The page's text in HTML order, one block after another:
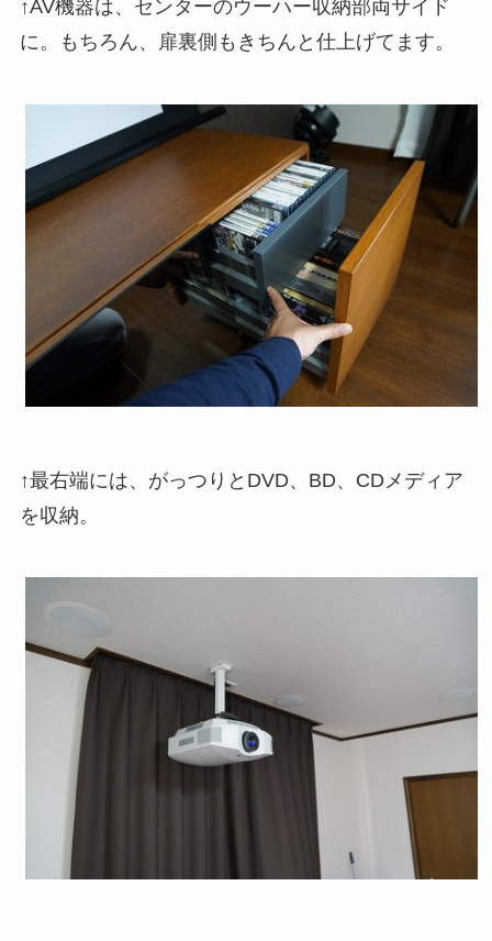
↑AV機器は、センターのウーハー収納部両サイド
に。もちろん、扉裏側もきちんと仕上げてます。
↑最右端には、がっつりとDVD、BD、CDメディア
を収納。